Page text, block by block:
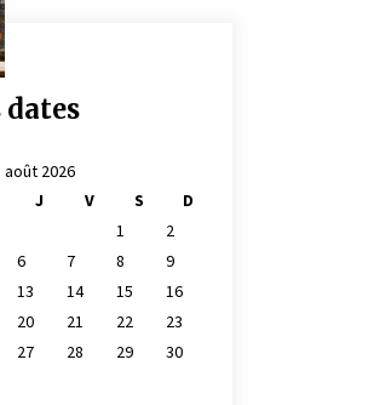
dates
août 2026
J V S
D
1
2
6 7 8
9
13 14 15
16
20 21 22
23
27 28 29
30